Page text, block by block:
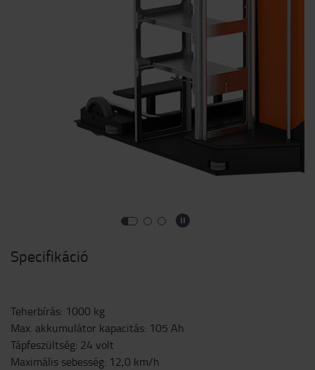
Specifikáció
Teherbírás: 1000 kg
Max. akkumulátor kapacitás: 105 Ah
Tápfeszültség: 24 volt
Maximális sebesség: 12,0 km/h